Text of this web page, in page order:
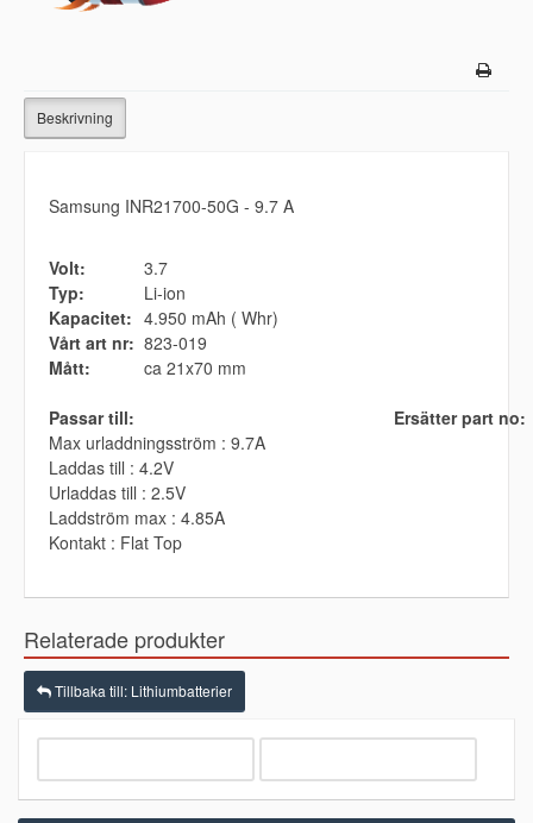
Beskrivning
Samsung INR21700-50G - 9.7 A
Volt:
3.7
Typ:
Li-ion
Kapacitet: 4.950 mAh ( Whr)
Vårt art nr: 823-019
Mått:
ca 21x70 mm
Passar till:
Ersätter part no:
Max urladdningsström : 9.7A
Laddas till : 4.2V
Urladdas till : 2.5V
Laddström max : 4.85A
Kontakt : Flat Top
Relaterade produkter
Tillbaka till: Lithiumbatterier